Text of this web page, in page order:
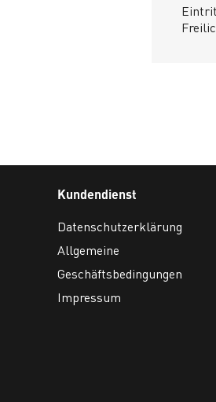
Kundendienst
Datenschutzerklärung
Allgemeine
Geschäftsbedingungen
Impressum